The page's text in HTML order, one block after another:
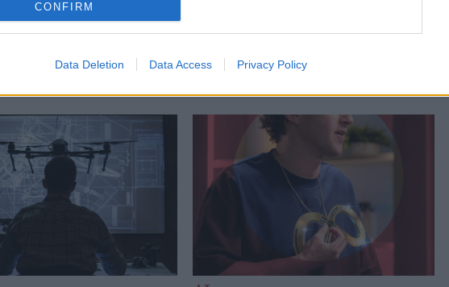
CONFIRM
Data Deletion Data Access Privacy Policy
Δείτε επίσης